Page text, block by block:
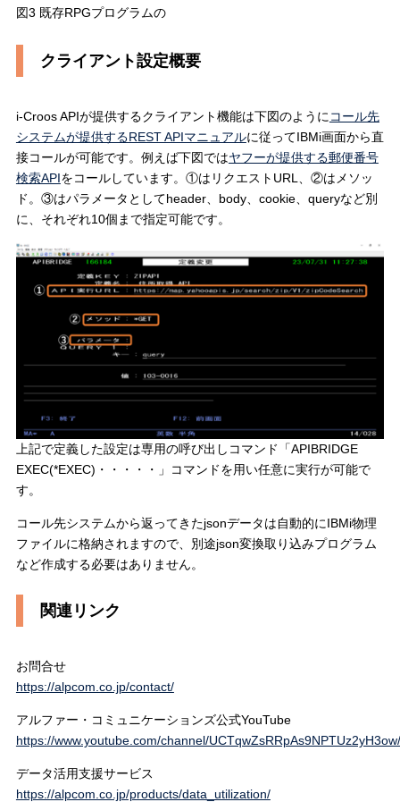
図3 既存RPGプログラムの
クライアント設定概要
i-Croos APIが提供するクライアント機能は下図のように コール先
システムが提供するREST APIマニュアルに従ってIBMi画面から直
接コールが可能です。例えば下図ではヤフーが提供する郵便番号
検索APIをコールしています。①はリクエストURL、②はメソッ
ド。③はパラメータとしてheader、body、cookie、queryなど別
に、それぞれ10個まで指定可能です。
上記で定義した設定は専用の呼び出しコマンド「APIBRIDGE
EXEC(*EXEC)・・・・・」コマンドを用い任意に実行が可能で
す。
コール先システムから返ってきたjsonデータは自動的にIBMi物理
ファイルに格納されますので、別途json変換取り込みプログラム
など作成する必要はありません。
関連リンク
お問合せ
https://alpcom.co.jp/contact/
アルファー・コミュニケーションズ公式YouTube
https://www.youtube.com/channel/
データ活用支援サービス
https://alpcom.co.jp/products/data_utilization/